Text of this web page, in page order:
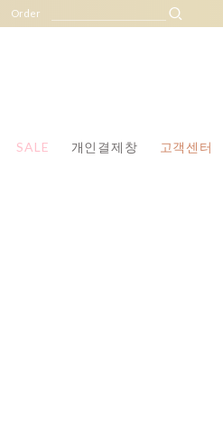
Order
SALE 개인결제창 고객센터